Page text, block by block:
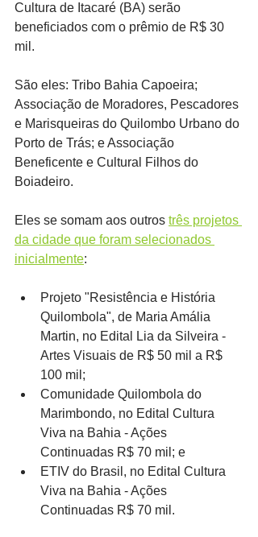
Cultura de Itacaré (BA) serão
beneficiados com o prêmio de R$ 30
mil.
São eles: Tribo Bahia Capoeira;
Associação de Moradores, Pescadores
e Marisqueiras do Quilombo Urbano do
Porto de Trás; e Associação
Beneficente e Cultural Filhos do
Boiadeiro.
Eles se somam aos outros três projetos
da cidade que foram selecionados
inicialmente:
Projeto "Resistência e História
Quilombola", de Maria Amália
Martin, no Edital Lia da Silveira -
Artes Visuais de R$ 50 mil a R$
100 mil;
Comunidade Quilombola do
Marimbondo, no Edital Cultura
Viva na Bahia - Ações
Continuadas R$ 70 mil; e
ETIV do Brasil, no Edital Cultura
Viva na Bahia - Ações
Continuadas R$ 70 mil.